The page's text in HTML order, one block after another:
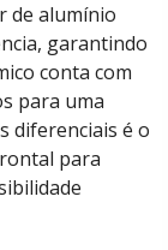
de alumínio
garantindo
conta com
para uma
diferenciais é o
para